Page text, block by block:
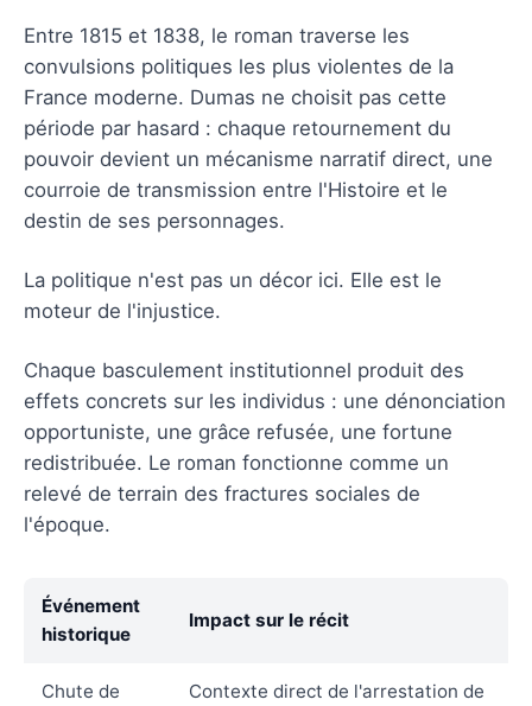
Entre 1815 et 1838, le roman traverse les
convulsions politiques les plus violentes de la
France moderne. Dumas ne choisit pas cette
période par hasard : chaque retournement du
pouvoir devient un mécanisme narratif direct, une
courroie de transmission entre l'Histoire et le
destin de ses personnages.
La politique n'est pas un décor ici. Elle est le
moteur de l'injustice.
Chaque basculement institutionnel produit des
effets concrets sur les individus : une dénonciation
opportuniste, une grâce refusée, une fortune
redistribuée. Le roman fonctionne comme un
relevé de terrain des fractures sociales de
l'époque.
Événement
historique
Impact sur le récit
Chute de
Contexte direct de l'arrestation de